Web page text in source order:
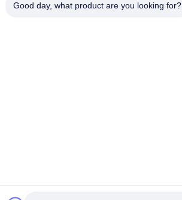
Sợi polyester nóng chảy thấp
Good day, what product are you looking for?